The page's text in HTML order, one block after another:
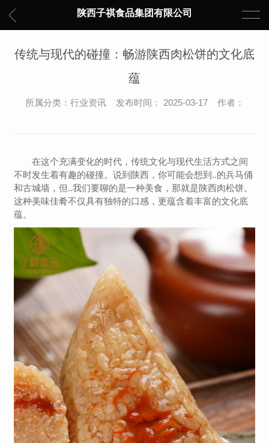
陕西子祺食品集团有限公司
传统与现代的碰撞：畅游陕西肉松饼的文化底
蕴
所属分类：行业资讯 发布时间： 2025-03-17 作者：
在这个充满变化的时代，传统文化与现代生活方式之间
不时发生着有趣的碰撞。说到陕西，你可能会想到..的兵马俑
和古城墙，但..我们要聊的是一种美食，那就是陕西肉松饼。
这种美味佳肴不仅具有独特的口感，更蕴含着丰富的文化底
蕴。